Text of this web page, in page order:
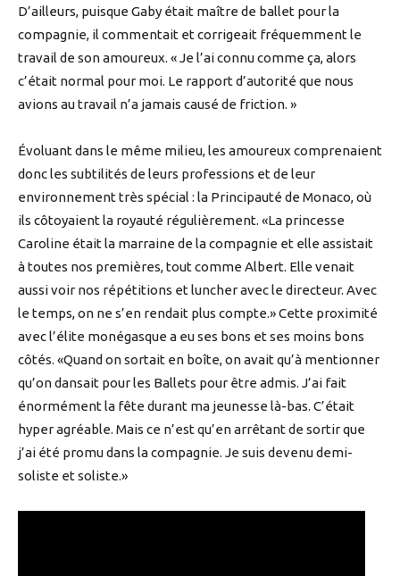
D’ailleurs, puisque Gaby était maître de ballet pour la
compagnie, il commentait et corrigeait fréquemment le
travail de son amoureux. « Je l’ai connu comme ça, alors
c’était normal pour moi. Le rapport d’autorité que nous
avions au travail n’a jamais causé de friction. »
Évoluant dans le même milieu, les amoureux comprenaient
donc les subtilités de leurs professions et de leur
environnement très spécial : la Principauté de Monaco, où
ils côtoyaient la royauté régulièrement. «La princesse
Caroline était la marraine de la compagnie et elle assistait
à toutes nos premières, tout comme Albert. Elle venait
aussi voir nos répétitions et luncher avec le directeur. Avec
le temps, on ne s’en rendait plus compte.» Cette proximité
avec l’élite monégasque a eu ses bons et ses moins bons
côtés. «Quand on sortait en boîte, on avait qu’à mentionner
qu’on dansait pour les Ballets pour être admis. J’ai fait
énormément la fête durant ma jeunesse là-bas. C’était
hyper agréable. Mais ce n’est qu’en arrêtant de sortir que
j’ai été promu dans la compagnie. Je suis devenu demi-
soliste et soliste.»